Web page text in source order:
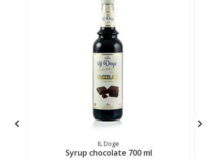
IL Doge
Syrup chocolate 700 ml